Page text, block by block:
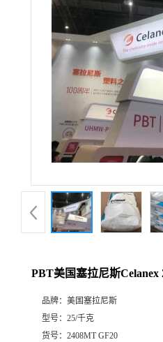
PBT美国塞拉尼斯Celanex
品牌： 美国塞拉尼斯
型号： 25/千克
货号： 2408MT GF20